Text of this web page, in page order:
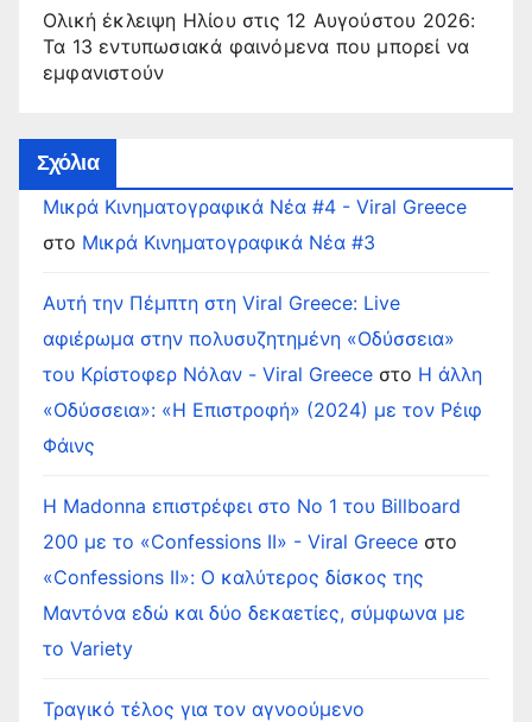
Ολική έκλειψη Ηλίου στις 12 Αυγούστου 2026:
Τα 13 εντυπωσιακά φαινόμενα που μπορεί να
εμφανιστούν
Σχόλια
Μικρά Κινηματογραφικά Νέα #4 - Viral Greece
στο Μικρά Κινηματογραφικά Νέα #3
Αυτή την Πέμπτη στη Viral Greece: Live
αφιέρωμα στην πολυσυζητημένη «Οδύσσεια»
του Κρίστοφερ Νόλαν - Viral Greece στο Η άλλη
«Οδύσσεια»: «Η Επιστροφή» (2024) με τον Ρέιφ
Φάινς
Η Madonna επιστρέφει στο Νο 1 του Billboard
200 με το «Confessions II» - Viral Greece στο
«Confessions II»: Ο καλύτερος δίσκος της
Μαντόνα εδώ και δύο δεκαετίες, σύμφωνα με
το Variety
Τραγικό τέλος για τον αγνοούμενο